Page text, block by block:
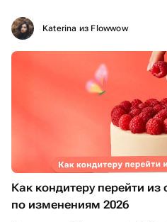
Katerina из Flowwow
Как кондитеру перейти
по изменениям 2026